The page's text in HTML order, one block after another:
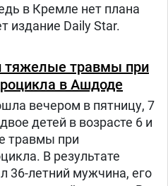
в Кремле нет плана
издание Daily Star.
тяжелые травмы при
в Ашдоде
вечером в пятницу, 7
детей в возрасте 6 и
травмы при
В результате
36-летний мужчина, его